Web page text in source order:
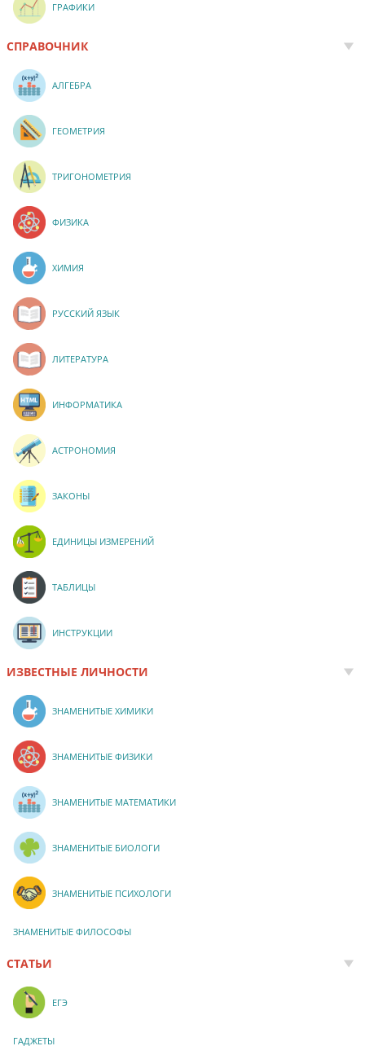
ГРАФИКИ
СПРАВОЧНИК
АЛГЕБРА
ГЕОМЕТРИЯ
ТРИГОНОМЕТРИЯ
ФИЗИКА
ХИМИЯ
РУССКИЙ ЯЗЫК
ЛИТЕРАТУРА
ИНФОРМАТИКА
АСТРОНОМИЯ
ЗАКОНЫ
ЕДИНИЦЫ ИЗМЕРЕНИЙ
ТАБЛИЦЫ
ИНСТРУКЦИИ
ИЗВЕСТНЫЕ ЛИЧНОСТИ
ЗНАМЕНИТЫЕ ХИМИКИ
ЗНАМЕНИТЫЕ ФИЗИКИ
ЗНАМЕНИТЫЕ МАТЕМАТИКИ
ЗНАМЕНИТЫЕ БИОЛОГИ
ЗНАМЕНИТЫЕ ПСИХОЛОГИ
ЗНАМЕНИТЫЕ ФИЛОСОФЫ
СТАТЬИ
ЕГЭ
ГАДЖЕТЫ